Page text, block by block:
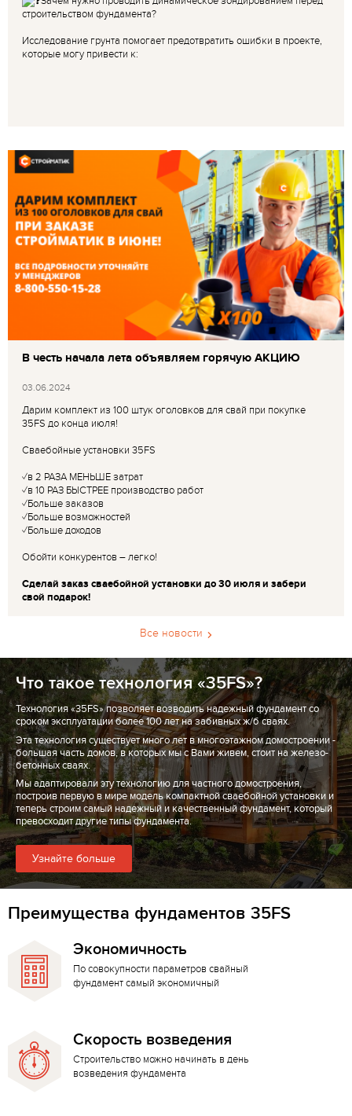
строительством фундамента?
Исследование грунта помогает предотвратить ошибки в проекте,
которые могу привести к:
В честь начала лета объявляем горячую АКЦИЮ
03.06.2024
Дарим комплект из 100 штук оголовков для свай при покупке
35FS до конца июля!
Сваебойные установки 35FS
✓в 2 РАЗА МЕНЬШЕ затрат
✓в 10 РАЗ БЫСТРЕЕ производство работ
✓Больше заказов
✓Больше возможностей
✓Больше доходов
Обойти конкурентов – легко!
Сделай заказ сваебойной установки до 30 июля и забери
свой подарок!
Все новости
Что такое технология «35FS»?
Технология «35FS» позволяет возводить надежный фундамент со
сроком эксплуатации более 100 лет на забивных ж/б сваях.
Эта технология существует много лет в многоэтажном домостроении -
большая часть домов, в которых мы с Вами живем, стоит на железо-
бетонных сваях.
Мы адаптировали эту технологию для частного домостроения,
построив первую в мире модель компактной сваебойной установки и
теперь строим самый надежный и качественный фундамент, который
превосходит другие типы фундамента.
Узнайте больше
Преимущества фундаментов 35FS
Экономичность
По совокупности параметров свайный
фундамент самый экономичный
Скорость возведения
Строительство можно начинать в день
возведения фундамента